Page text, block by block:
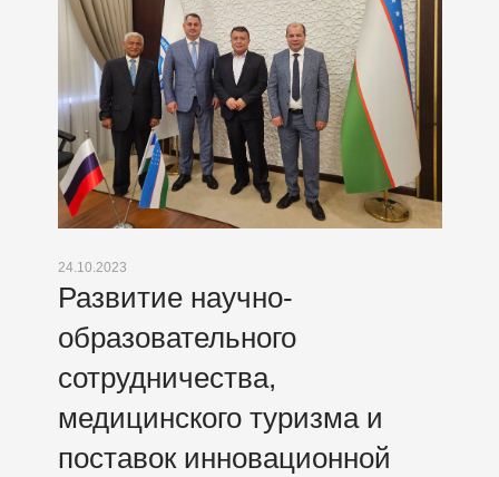
24.10.2023
Развитие научно-
образовательного
сотрудничества,
медицинского туризма и
поставок инновационной